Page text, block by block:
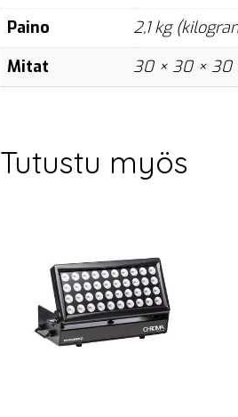
Paino
2,1 kg
Mitat
30 × 30 × 30
Tutustu myös